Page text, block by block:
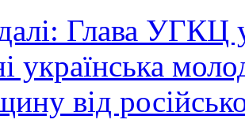
Глава УГКЦ
українська
від